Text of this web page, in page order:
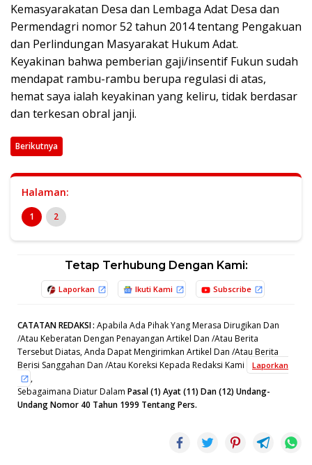
Kemasyarakatan Desa dan Lembaga Adat Desa dan
Permendagri nomor 52 tahun 2014 tentang Pengakuan
dan Perlindungan Masyarakat Hukum Adat.
Keyakinan bahwa pemberian gaji/insentif Fukun sudah
mendapat rambu-rambu berupa regulasi di atas,
hemat saya ialah keyakinan yang keliru, tidak berdasar
dan terkesan obral janji.
Berikutnya
Halaman:
1 2
Tetap Terhubung Dengan Kami:
Laporkan Ikuti Kami Subscribe
CATATAN REDAKSI: Apabila Ada Pihak Yang Merasa Dirugikan Dan
/Atau Keberatan Dengan Penayangan Artikel Dan /Atau Berita
Tersebut Diatas, Anda Dapat Mengirimkan Artikel Dan /Atau Berita
Berisi Sanggahan Dan /Atau Koreksi Kepada Redaksi Kami
Laporkan
,
Sebagaimana Diatur Dalam Pasal (1) Ayat (11) Dan (12) Undang-
Undang Nomor 40 Tahun 1999 Tentang Pers.